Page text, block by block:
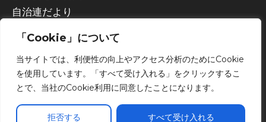
「Cookie」について
当サイトでは、利便性の向上やアクセス分析のためにCookie
を使用しています。「すべて受け入れる」をクリックするこ
とで、当社のCookie利用に同意したことになります。
拒否する すべて受け入れる
自治連だより